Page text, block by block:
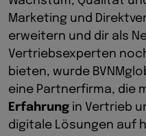
Marketing und
erweitern und dir als
Vertriebsexperten
bieten, wurde
eine Partnerfirma, die
Erfahrung in Vertrieb
digitale Lösungen auf